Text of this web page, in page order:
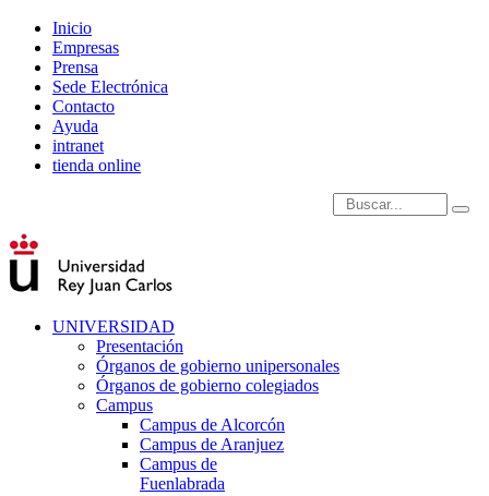
Inicio
Empresas
Prensa
Sede Electrónica
Contacto
Ayuda
intranet
tienda online
Introduce términos de
UNIVERSIDAD
Presentación
Órganos de gobierno unipersonales
Órganos de gobierno colegiados
Campus
Campus de Alcorcón
Campus de Aranjuez
Campus de
Fuenlabrada